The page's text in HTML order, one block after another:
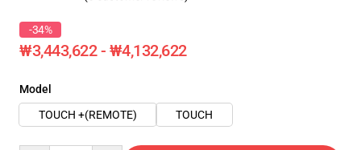
-34%
₩3,443,622 - ₩4,132,622
Model
TOUCH +(REMOTE)
TOUCH